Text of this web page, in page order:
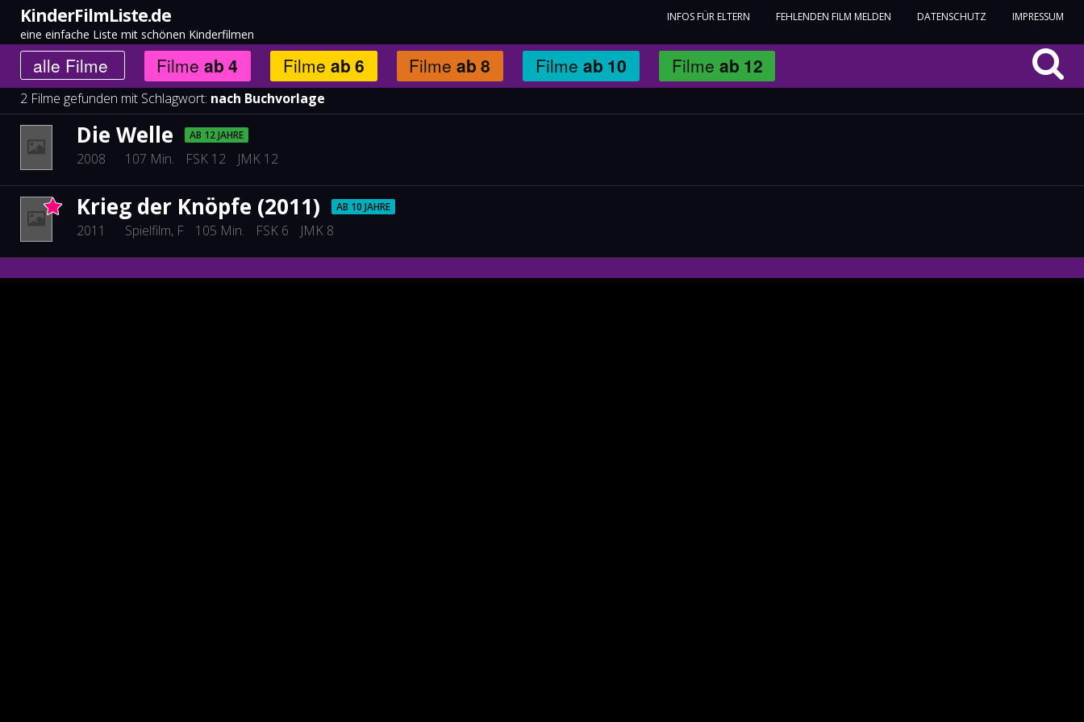
KinderFilmListe.de
eine einfache Liste mit schönen Kinderfilmen
INFOS FÜR ELTERN FEHLENDEN FILM MELDEN DATENSCHUTZ IMPRESSUM
alle Filme Filme ab 4 Filme ab 6 Filme ab 8 Filme ab 10 Filme ab 12
2 Filme gefunden mit Schlagwort: nach Buchvorlage
Die Welle AB 12 JAHRE
2008 107 Min. FSK 12 JMK 12
Krieg der Knöpfe (2011) AB 10 JAHRE
2011 Spielfilm, F 105 Min. FSK 6 JMK 8